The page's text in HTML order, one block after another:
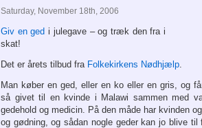
Saturday, November 18th, 2006
Giv en ged i julegave – og træk den fra i
skat!
Det er årets tilbud fra Folkekirkens Nødhjælp.
Man køber en ged, eller en ko eller en gris, og
så givet til en kvinde i Malawi sammen med
gedehold og medicin. På den måde har kvinden
og gødning, og sådan nogle geder kan jo blive